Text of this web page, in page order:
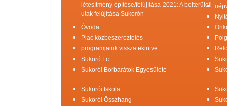
létesítmény építése/felújítása-2021: A belterületi
utak felújítása Sukorón
Óvoda
Piac közbeszereztetés
programjaink visszatekintve
Sukoró Fc
Sukorói Borbarátok Egyesülete
Sukorói Iskola
Sukorói Összhang